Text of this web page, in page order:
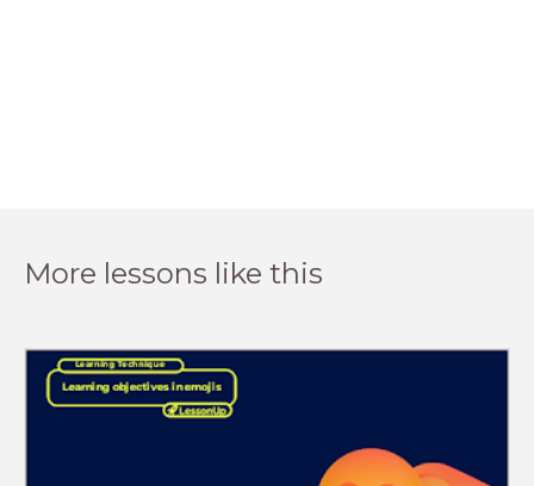
More lessons like this